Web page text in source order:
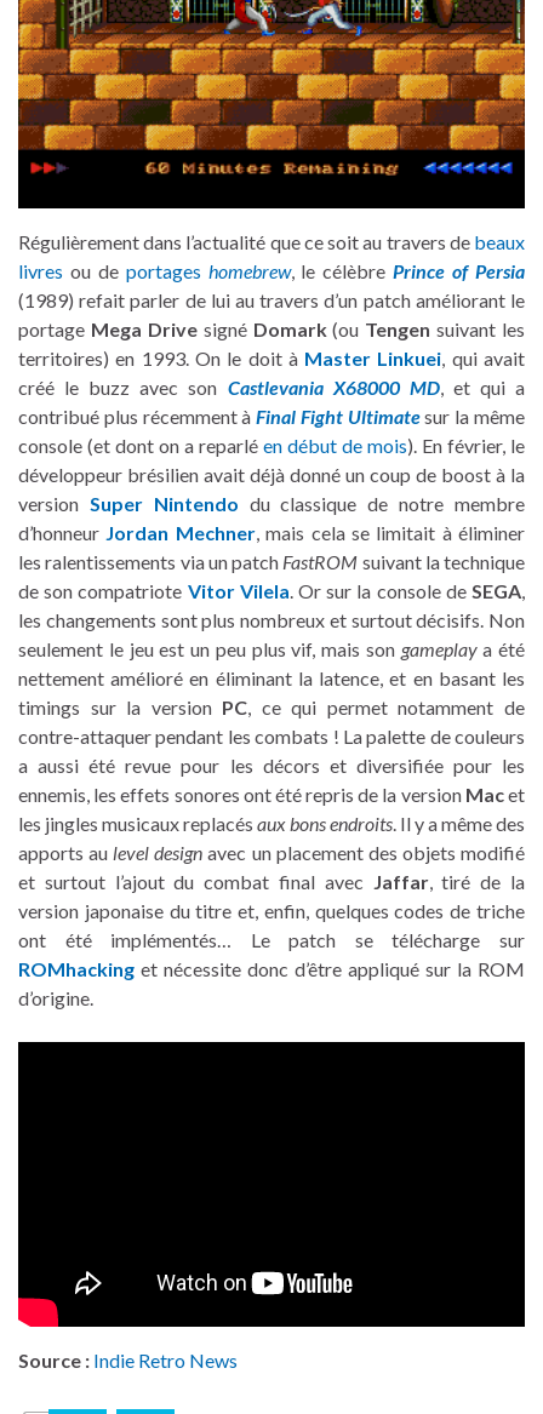
Régulièrement dans l’actualité que ce soit au travers de beaux
livres ou de portages homebrew, le célèbrePrince of Persia
(1989) refait parler de lui au travers d’un patch améliorant le
portage Mega Drivesigné Domark(ou Tengen suivant les
territoires) en 1993. On le doit à Master Linkuei, qui avait
créé le buzz avec son Castlevania X68000 MD, et qui a
contribué plus récemment àFinal Fight Ultimatesur la même
console (et dont on a reparlé en début de mois). En février, le
développeur brésilien avait déjà donné un coup de boost à la
version Super Nintendo du classique de notre membre
d’honneur Jordan Mechner, mais cela se limitait à éliminer
les ralentissements via un patch FastROM suivant la technique
de son compatriote Vitor Vilela. Or sur la console deSEGA,
les changements sont plus nombreux et surtout décisifs. Non
seulement le jeu est un peu plus vif, mais son gameplaya été
nettement amélioré en éliminant la latence, et en basant les
timings sur la version PC, ce qui permet notamment de
contre-attaquer pendant les combats ! La palette de couleurs
a aussi été revue pour les décors et diversifiée pour les
ennemis, les effets sonores ont été repris de la version Macet
les jingles musicaux replacés aux bons endroits. Il y a même des
apports au level design avec un placement des objets modifié
et surtout l’ajout du combat final avec Jaffar, tiré de la
version japonaise du titre et, enfin, quelques codes de triche
ont été implémentés… Le patch se télécharge sur
ROMhacking et nécessite donc d’être appliqué sur la ROM
d’origine.
Source : Indie Retro News